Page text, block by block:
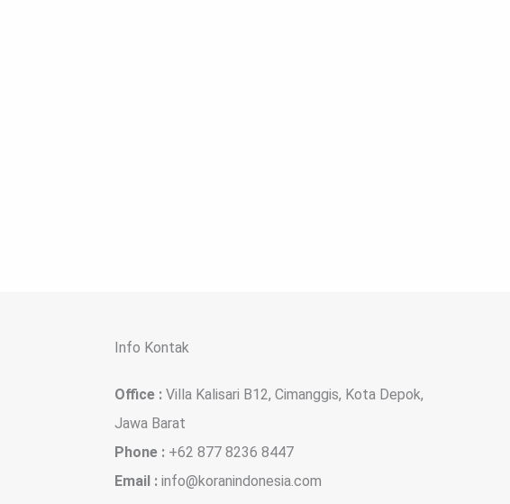
Info Kontak
Office : Villa Kalisari B12, Cimanggis, Kota Depok,
Jawa Barat
Phone : +62 877 8236 8447
Email : info@koranindonesia.com